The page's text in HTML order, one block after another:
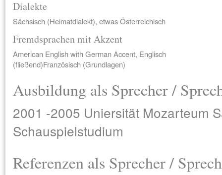
Dialekte
Sächsisch (Heimatdialekt), etwas Österreichisch
Fremdsprachen mit Akzent
American English with German Accent, Englisch
(fließend)Französisch (Grundlagen)
Ausbildung als Sprecher /
2001 -2005 Uniersität Mozarteum
Schauspielstudium
Referenzen als Sprecher /